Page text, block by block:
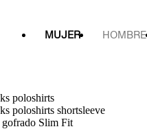
MUJER HOMBRE
poloshirts
poloshirts shortsleeve
Slim Fit